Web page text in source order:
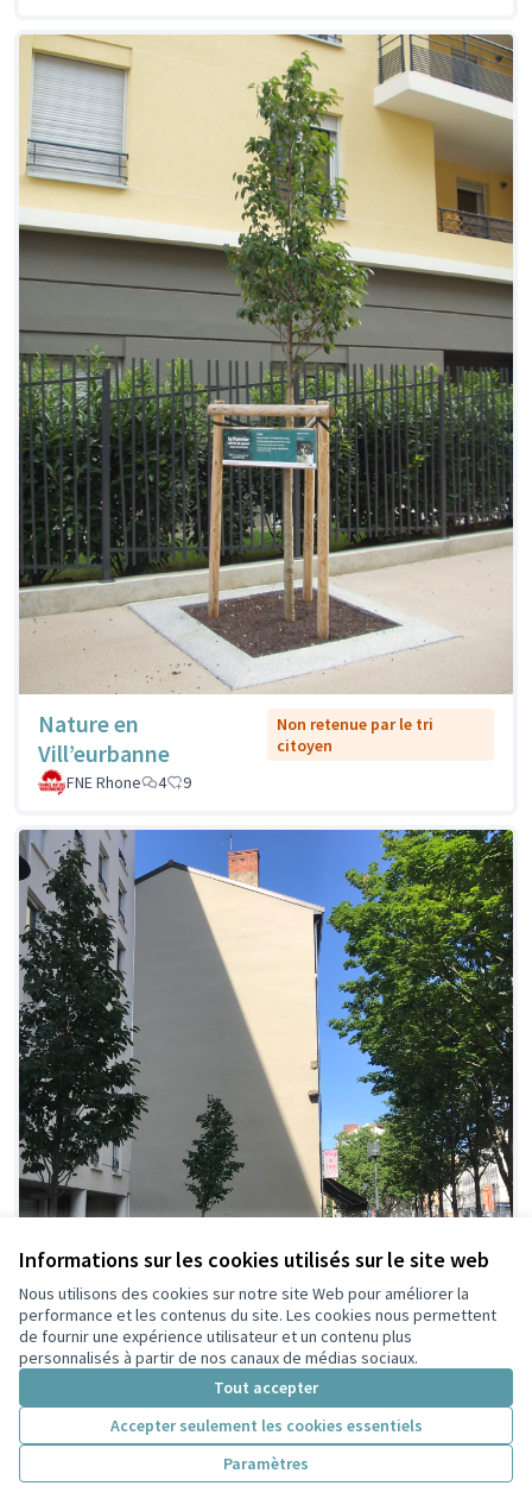
Informations sur les cookies utilisés sur le site web
Nous utilisons des cookies sur notre site Web pour améliorer la
performance et les contenus du site. Les cookies nous permettent
de fournir une expérience utilisateur et un contenu plus
personnalisés à partir de nos canaux de médias sociaux.
Tout accepter
Accepter seulement les cookies essentiels
Paramètres
Nature en
Vill’eurbanne
Non retenue par le tri
citoyen
FNE Rhone
4 9